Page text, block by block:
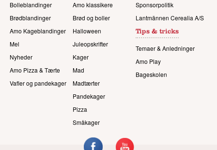
Bolleblandinger
Brødblandinger
Amo Kageblandinger
Mel
Nyheder
Amo Pizza & Tærte
Vafler og pandekager
Amo klassikere
Brød og boller
Halloween
Juleopskrifter
Kager
Mad
Madtærter
Pandekager
Pizza
Småkager
Sponsorpolitik
Lantmännen Cerealia A/S
Tips & tricks
Temaer & Anledninger
Amo Play
Bageskolen